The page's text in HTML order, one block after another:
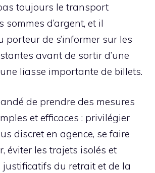
toujours le transport
sommes d’argent, et il
de s’informer sur les
avant de sortir d’une
liasse importante de billets.
de prendre des mesures
et efficaces : privilégier
discret en agence, se faire
éviter les trajets isolés et
justificatifs du retrait et de la